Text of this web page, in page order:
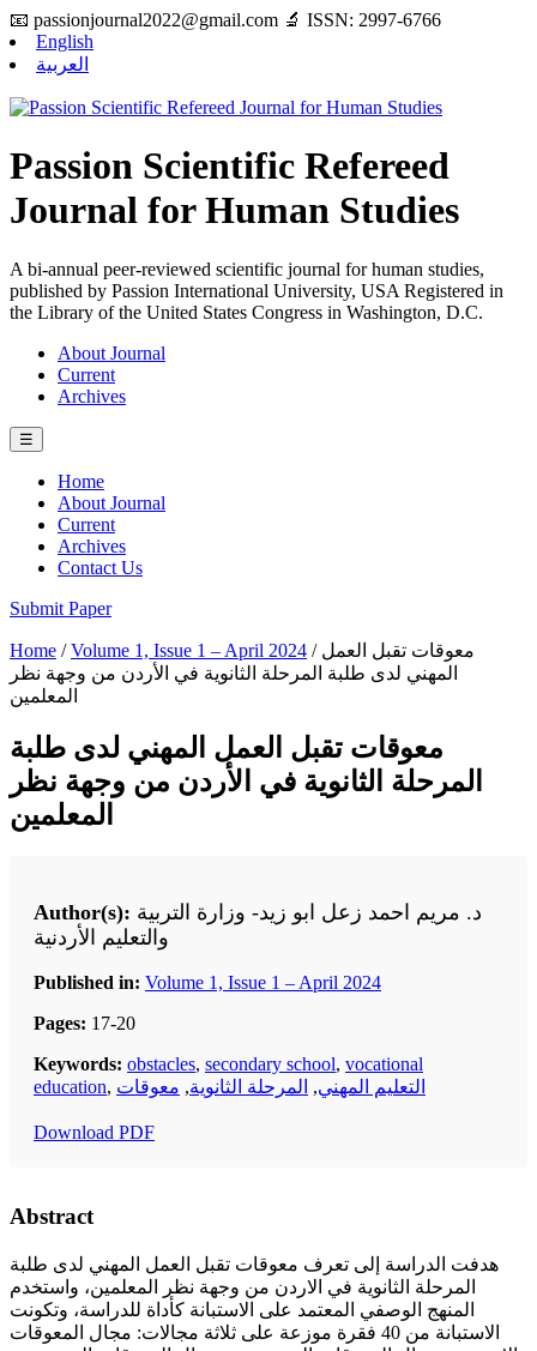
📧 passionjournal2022@gmail.com 🔬 ISSN: 2997-6766
English
العربية
Passion Scientific Refereed
Journal for Human Studies
A bi-annual peer-reviewed scientific journal for human studies,
published by Passion International University, USA Registered in
the Library of the United States Congress in Washington, D.C.
About Journal
Current
Archives
☰
Home
About Journal
Current
Archives
Contact Us
Submit Paper
Home /Volume 1, Issue 1 – April 2024 / معوقات تقبل العمل
المهني لدى طلبة المرحلة الثانوية في الأردن من وجهة نظر
المعلمين
معوقات تقبل العمل المهني لدى طلبة
المرحلة الثانوية في الأردن من وجهة نظر
المعلمين
Author(s):
والتعليم الأردنية
Published in: Volume 1, Issue 1 – April 2024
Pages: 17-20
Keywords: obstacles, secondary school, vocational
education, التعليم المهني, المرحلة الثانوية, معوقات
Download PDF
Abstract
هدفت الدراسة إلى تعرف معوقات تقبل العمل المهني لدى طلبة
المرحلة الثانوية في الاردن من وجهة نظر المعلمين، واستخدم
المنهج الوصفي المعتمد على الاستبانة كأداة للدراسة، وتكونت
الاستبانة من 40 فقرة موزعة على ثلاثة مجالات: مجال المعوقات